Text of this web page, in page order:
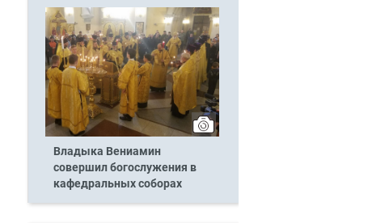
Владыка Вениамин
совершил богослужения в
кафедральных соборах